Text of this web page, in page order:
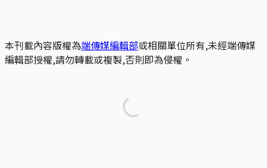
本刊載內容版權為端傳媒編輯部或相關單位所有,未經端傳媒
編輯部授權,請勿轉載或複製,否則即為侵權。